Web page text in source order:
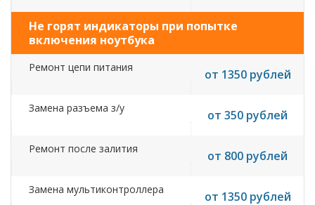
Не горят индикаторы при попытке
включения ноутбука
Ремонт цепи питания от 1350 рублей
Замена разъема з/у от 350 рублей
Ремонт после залития от 800 рублей
Замена мультиконтроллера от 1350 рублей